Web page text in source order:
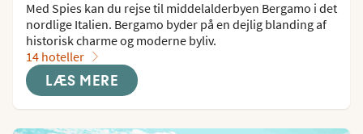
Med Spies kan du rejse til middelalderbyen Bergamo i det
nordlige Italien. Bergamo byder på en dejlig blanding af
historisk charme og moderne byliv.
14 hoteller
LÆS MERE